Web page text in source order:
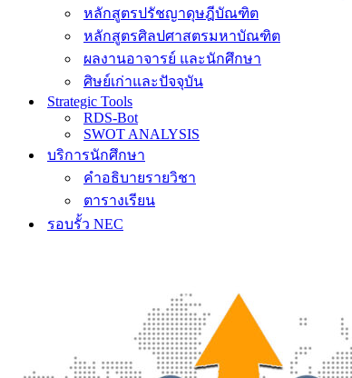
หลักสูตรปรัชญาดุษฎีบัณฑิต
หลักสูตรศิลปศาสตรมหาบัณฑิต
ผลงานอาจารย์ และนักศึกษา
ศิษย์เก่าและปัจจุบัน
Strategic Tools
RDS-Bot
SWOT ANALYSIS
บริการนักศึกษา
คำอธิบายรายวิชา
ตารางเรียน
รอบรั้ว NEC